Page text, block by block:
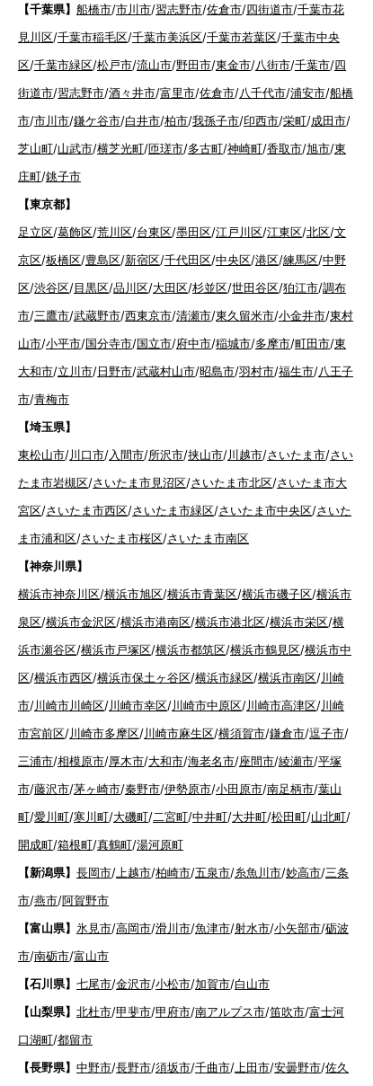
【千葉県】 船橋市/市川市/習志野市/佐倉市/四街道市/千葉市花
見川区/千葉市稲毛区/千葉市美浜区/千葉市若葉区/千葉市中央
区/千葉市緑区/松戸市/流山市/野田市/東金市/八街市/千葉市/四
街道市/習志野市/酒々井市/富里市/佐倉市/八千代市/浦安市/船橋
市/市川市/鎌ケ谷市/白井市/柏市/我孫子市/印西市/栄町/成田市/
芝山町/山武市/横芝光町/匝瑳市/多古町/神崎町/香取市/旭市/東
庄町/銚子市
【東京都】
足立区/葛飾区/荒川区/台東区/墨田区/江戸川区/江東区/北区/文
京区/板橋区/豊島区/新宿区/千代田区/中央区/港区/練馬区/中野
区/渋谷区/目黒区/品川区/大田区/杉並区/世田谷区/狛江市/調布
市/三鷹市/武蔵野市/西東京市/清瀬市/東久留米市/小金井市/東村
山市/小平市/国分寺市/国立市/府中市/稲城市/多摩市/町田市/東
大和市/立川市/日野市/武蔵村山市/昭島市/羽村市/福生市/八王子
市/青梅市
【埼玉県】
東松山市/川口市/入間市/所沢市/挟山市/川越市/さいたま市/さい
たま市岩槻区/さいたま市見沼区/さいたま市北区/さいたま市大
宮区/さいたま市西区/さいたま市緑区/さいたま市中央区/さいた
ま市浦和区/さいたま市桜区/さいたま市南区
【神奈川県】
横浜市神奈川区/横浜市旭区/横浜市青葉区/横浜市磯子区/横浜市
泉区/横浜市金沢区/横浜市港南区/横浜市港北区/横浜市栄区/横
浜市瀬谷区/横浜市戸塚区/横浜市都筑区/横浜市鶴見区/横浜市中
区/横浜市西区/横浜市保土ヶ谷区/横浜市緑区/横浜市南区/川崎
市/川崎市川崎区/川崎市幸区/川崎市中原区/川崎市高津区/川崎
市宮前区/川崎市多摩区/川崎市麻生区/横須賀市/鎌倉市/逗子市/
三浦市/相模原市/厚木市/大和市/海老名市/座間市/綾瀬市/平塚
市/藤沢市/茅ヶ崎市/秦野市/伊勢原市/小田原市/南足柄市/葉山
町/愛川町/寒川町/大磯町/二宮町/中井町/大井町/松田町/山北町/
開成町/箱根町/真鶴町/湯河原町
【新潟県】 長岡市/ 上越市/柏崎市/五泉市/糸魚川市/妙高市/三条
市/燕市/阿賀野市
【富山県】 氷見市/高岡市/滑川市/魚津市/射水市/小矢部市/砺波
市/南砺市/富山市
【石川県】 七尾市/金沢市/小松市/加賀市/白山市
【山梨県】 北杜市/甲斐市/甲府市/南アルプス市/笛吹市/富士河
口湖町/都留市
【長野県】 中野市/長野市/須坂市/千曲市/ 上田市/安曇野市/佐久